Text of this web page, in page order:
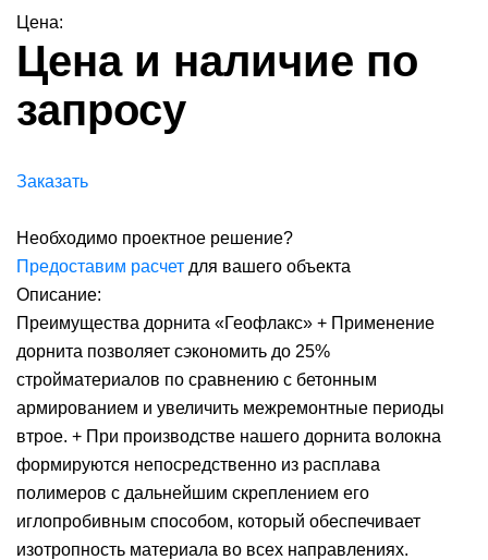
Цена:
Цена и наличие по
запросу
Заказать
Необходимо проектное решение?
Предоставим расчет для вашего объекта
Описание:
Преимущества дорнита «Геофлакс» + Применение
дорнита позволяет сэкономить до 25%
стройматериалов по сравнению с бетонным
армированием и увеличить межремонтные периоды
втрое. + При производстве нашего дорнита волокна
формируются непосредственно из расплава
полимеров с дальнейшим скреплением его
иглопробивным способом, который обеспечивает
изотропность материала во всех направлениях.